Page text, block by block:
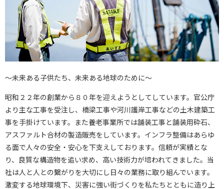
～未来ある子供たち、未来ある地球のために～
昭和２２年の創業から８０年を迎えようとしてしています。官公庁
より主な工事を受注し、橋梁工事や河川護岸工事などの土木建築工
事を手掛けています。また養老事業所では舗装工事と舗装用砕石、
アスファルト合材の製造販売をしています。インフラ整備はあらゆ
る面で人々の安全・安心を下支えしております。信頼が実績とな
り、良質な構造物を追い求め、高い技術力が培われてきました。当
社は人と人との繋がりを大切にし日々の業務に取り組んでいます。
激変する地球環境下、災害に強い街づくりを私たちとともに造り上